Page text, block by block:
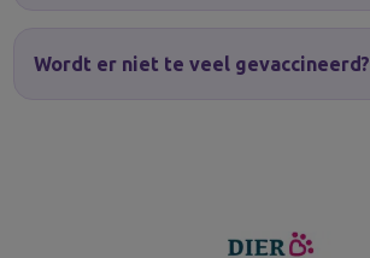
Wordt er niet te veel gevaccineerd?